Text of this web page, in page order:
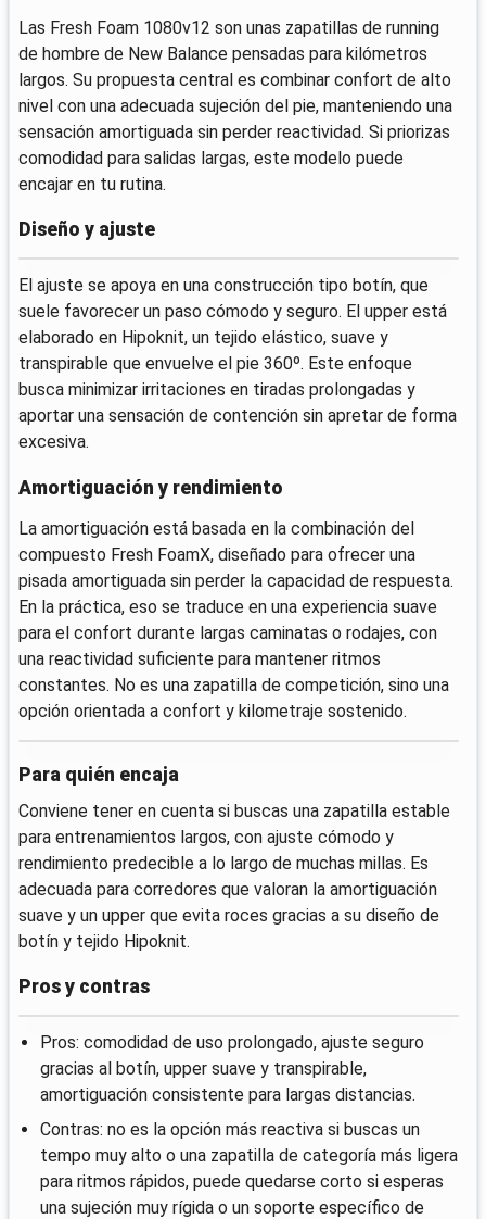
Las Fresh Foam 1080v12 son unas zapatillas de running
de hombre de New Balance pensadas para kilómetros
largos. Su propuesta central es combinar confort de alto
nivel con una adecuada sujeción del pie, manteniendo una
sensación amortiguada sin perder reactividad. Si priorizas
comodidad para salidas largas, este modelo puede
encajar en tu rutina.
Diseño y ajuste
El ajuste se apoya en una construcción tipo botín, que
suele favorecer un paso cómodo y seguro. El upper está
elaborado en Hipoknit, un tejido elástico, suave y
transpirable que envuelve el pie 360º. Este enfoque
busca minimizar irritaciones en tiradas prolongadas y
aportar una sensación de contención sin apretar de forma
excesiva.
Amortiguación y rendimiento
La amortiguación está basada en la combinación del
compuesto Fresh FoamX, diseñado para ofrecer una
pisada amortiguada sin perder la capacidad de respuesta.
En la práctica, eso se traduce en una experiencia suave
para el confort durante largas caminatas o rodajes, con
una reactividad suficiente para mantener ritmos
constantes. No es una zapatilla de competición, sino una
opción orientada a confort y kilometraje sostenido.
Para quién encaja
Conviene tener en cuenta si buscas una zapatilla estable
para entrenamientos largos, con ajuste cómodo y
rendimiento predecible a lo largo de muchas millas. Es
adecuada para corredores que valoran la amortiguación
suave y un upper que evita roces gracias a su diseño de
botín y tejido Hipoknit.
Pros y contras
Pros: comodidad de uso prolongado, ajuste seguro
gracias al botín, upper suave y transpirable,
amortiguación consistente para largas distancias.
Contras: no es la opción más reactiva si buscas un
tempo muy alto o una zapatilla de categoría más ligera
para ritmos rápidos, puede quedarse corto si esperas
una sujeción muy rígida o un soporte específico de